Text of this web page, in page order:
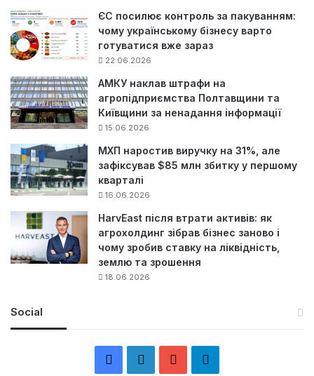
ЄС посилює контроль за пакуванням:
чому українському бізнесу варто
готуватися вже зараз
22.06.2026
АМКУ наклав штрафи на
агропідприємства Полтавщини та
Київщини за ненадання інформації
15.06.2026
МХП наростив виручку на 31%, але
зафіксував $85 млн збитку у першому
кварталі
16.06.2026
HarvEast після втрати активів: як
агрохолдинг зібрав бізнес заново і
чому зробив ставку на ліквідність,
землю та зрошення
18.06.2026
Social